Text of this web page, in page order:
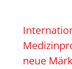
neue